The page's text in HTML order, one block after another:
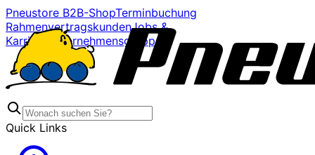
Pneustore B2B-ShopTerminbuchung
RahmenvertragskundenJobs &
Karriere
Unternehmensgruppe
Quick Links